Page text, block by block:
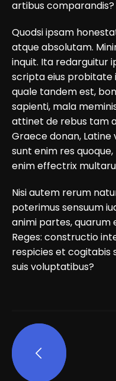
artibus comparandis?
Quodsi ipsam
atque absolutam.
inquit. Ita redarguitur
scripta eius probitate
quale tandem est,
sapienti, mala
attinet de rebus tam
Graece donan,
sunt enim res
enim effectrix
Nisi autem rerum
poterimus sensuum
animi partes, quarum
Reges: constructio
respicies et cogitabis
suis voluptatibus?